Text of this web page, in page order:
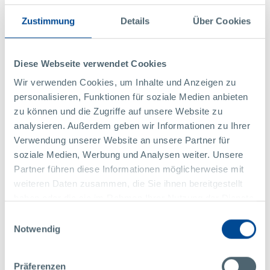
Zustimmung Details Über Cookies
Diese Webseite verwendet Cookies
Wir verwenden Cookies, um Inhalte und Anzeigen zu
personalisieren, Funktionen für soziale Medien anbieten
zu können und die Zugriffe auf unsere Website zu
analysieren. Außerdem geben wir Informationen zu Ihrer
Verwendung unserer Website an unsere Partner für
soziale Medien, Werbung und Analysen weiter. Unsere
Partner führen diese Informationen möglicherweise mit
weiteren Daten zusammen, die Sie ihnen bereitgestellt
Notwendig
Präferenzen
Ms.
Jasmin Schön
Marketing & Communication
Pollmann International GmbH
Raabser Straße 1
3822 Karlstein / Thaya
Austria
marketing@pollmann.at